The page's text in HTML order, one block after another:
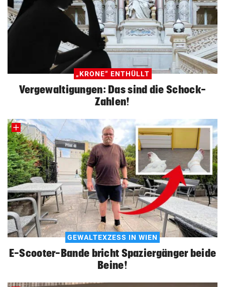
„KRONE“ ENTHÜLLT
Vergewaltigungen: Das sind die Schock-
Zahlen!
GEWALTEXZESS IN WIEN
E-Scooter-Bande bricht Spaziergänger beide
Beine!